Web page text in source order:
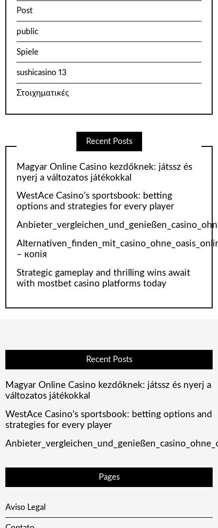
Post
public
Spiele
sushicasino 13
Στοιχηματικές
Recent Posts
Magyar Online Casino kezdőknek: játssz és
nyerj a változatos játékokkal
WestAce Casino’s sportsbook: betting
options and strategies for every player
– копія
Strategic gameplay and thrilling wins await
with mostbet casino platforms today
Recent Posts
Magyar Online Casino kezdőknek: játssz és nyerj a
változatos játékokkal
WestAce Casino’s sportsbook: betting options and
strategies for every player
Pages
Aviso Legal